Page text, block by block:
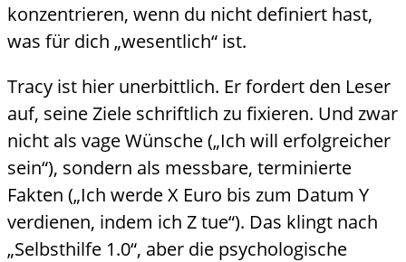
konzentrieren, wenn du nicht definiert hast,
was für dich „wesentlich“ ist.
Tracy ist hier unerbittlich. Er fordert den Leser
auf, seine Ziele schriftlich zu fixieren. Und zwar
nicht als vage Wünsche („Ich will erfolgreicher
sein“), sondern als messbare, terminierte
Fakten („Ich werde X Euro bis zum Datum Y
verdienen, indem ich Z tue“). Das klingt nach
„Selbsthilfe 1.0“, aber die psychologische